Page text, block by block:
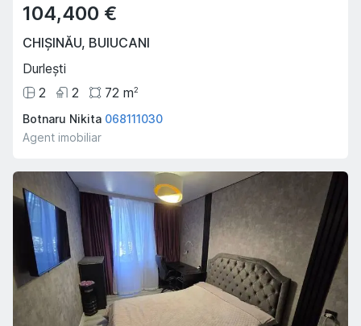
104,400 €
CHIȘINĂU, BUIUCANI
Durlești
2
2 72 m2
Botnaru Nikita 068111030
Agent imobiliar